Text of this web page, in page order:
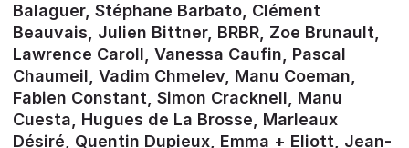
Balaguer, Stéphane Barbato, Clément
Beauvais, Julien Bittner, BRBR, Zoe Brunault,
Lawrence Caroll, Vanessa Caufin, Pascal
Chaumeil, Vadim Chmelev, Manu Coeman,
Fabien Constant, Simon Cracknell, Manu
Cuesta, Hugues de La Brosse, Marleaux
Désiré, Quentin Dupieux, Emma + Eliott, Jean-